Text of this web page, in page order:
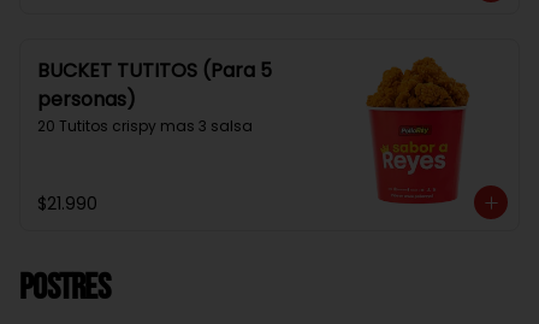
BUCKET TUTITOS (Para 5
personas)
20 Tutitos crispy mas 3 salsa
$21.990
Postres